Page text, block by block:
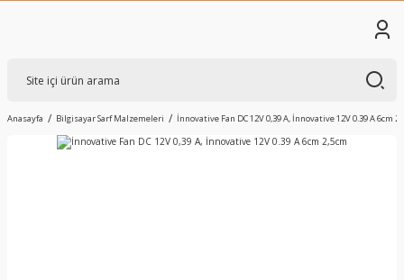
Anasayfa Bilgisayar Sarf Malzemeleri İnnovative Fan DC 12V 0,39 A, İnnovative 12V 0.39 A 6cm